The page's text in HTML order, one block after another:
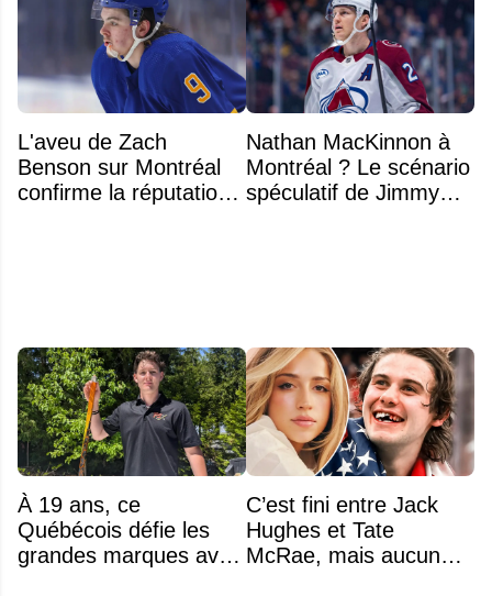
L'aveu de Zach
Benson sur Montréal
confirme la réputation
Nathan MacKinnon à
Montréal ? Le scénario
spéculatif de Jimmy
À 19 ans, ce
Québécois défie les
grandes marques avec
C’est fini entre Jack
Hughes et Tate
McRae, mais aucun